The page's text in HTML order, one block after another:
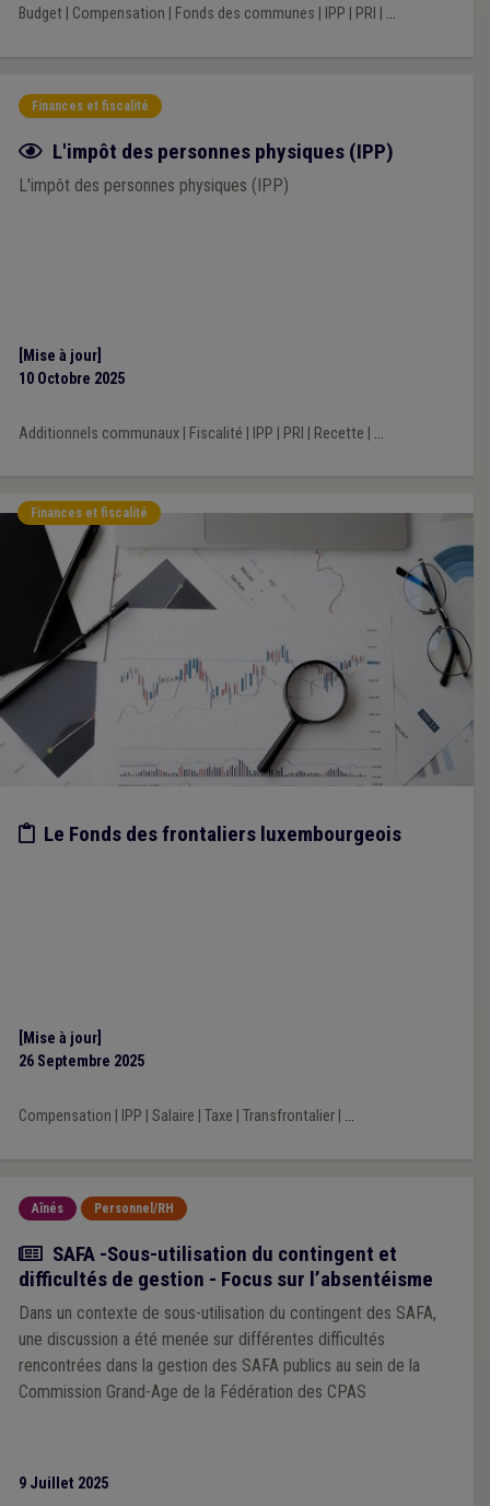
Budget| Compensation Fonds des communes IPP PRI ...
Finances et fiscalité
Fiche focus
L'impôt des personnes physiques (IPP)
L'impôt des personnes physiques (IPP)
[Mise à jour]
10 Octobre 2025
Additionnels communaux| Fiscalité IPP PRI Recette ...
Finances et fiscalité
Etude/chiffres
Le Fonds des frontaliers luxembourgeois
[Mise à jour]
26 Septembre 2025
Compensation IPP Salaire Taxe Transfrontalier| ...
Aînés Personnel/RH
Actualité
SAFA -Sous-utilisation du contingent et
difficultés de gestion - Focus sur l’absentéisme
Dans un contexte de sous-utilisation du contingent des SAFA,
une discussion a été menée sur différentes difficultés
rencontrées dans la gestion des SAFA publics au sein de la
Commission Grand-Age de la Fédération des CPAS
9 Juillet 2025